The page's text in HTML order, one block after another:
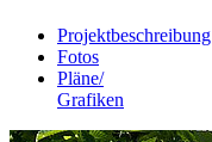
Projekt­beschreibung
Fotos
Pläne/
Grafiken